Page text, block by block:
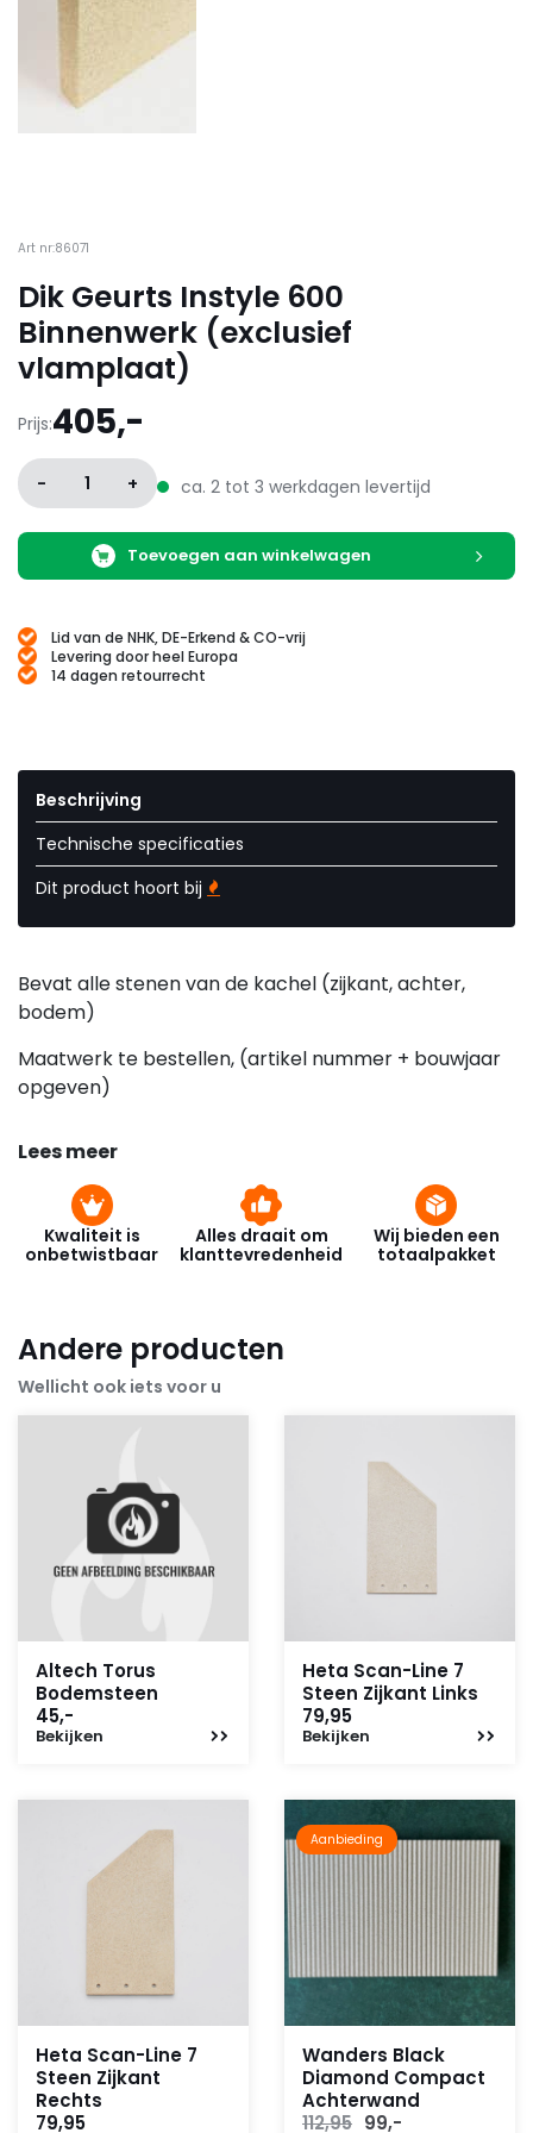
Art nr:86071
Dik Geurts Instyle 600
Binnenwerk (exclusief
vlamplaat)
Prijs:405,-
- 1 + ca. 2 tot 3 werkdagen levertijd
Toevoegen aan winkelwagen
Lid van de NHK, DE-Erkend & CO-vrij
Levering door heel Europa
14 dagen retourrecht
Beschrijving
Technische specificaties
Dit product hoort bij
Bevat alle stenen van de kachel (zijkant, achter,
bodem)
Maatwerk te bestellen, (artikel nummer + bouwjaar
opgeven)
Lees meer
Kwaliteit is
onbetwistbaar
Alles draait om
klanttevredenheid
Wij bieden een
totaalpakket
Andere producten
Wellicht ook iets voor u
Altech Torus
Bodemsteen
45,-
Bekijken
Heta Scan-Line 7
Steen Zijkant Links
79,95
Bekijken
Heta Scan-Line 7
Steen Zijkant
Rechts
79,95
Aanbieding
Wanders Black
Diamond Compact
Achterwand
112,95 Oorspronkelijke
99,-